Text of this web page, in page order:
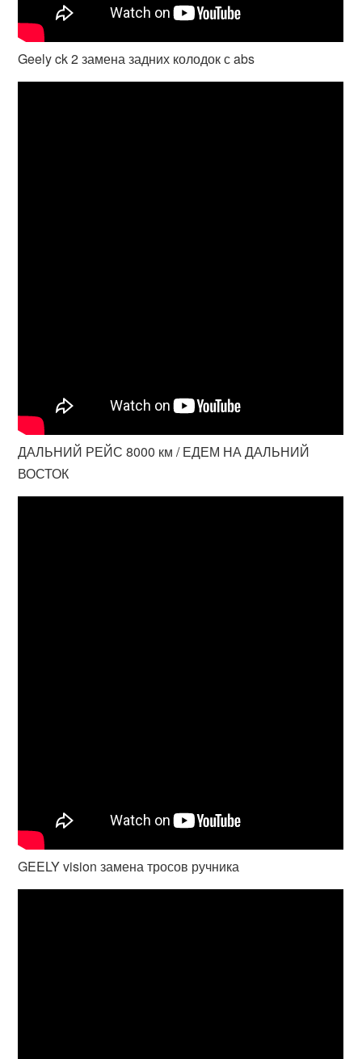
Geely ck 2 замена задних колодок с abs
ДАЛЬНИЙ РЕЙС 8000 км / ЕДЕМ НА ДАЛЬНИЙ
ВОСТОК
GEELY vision замена тросов ручника